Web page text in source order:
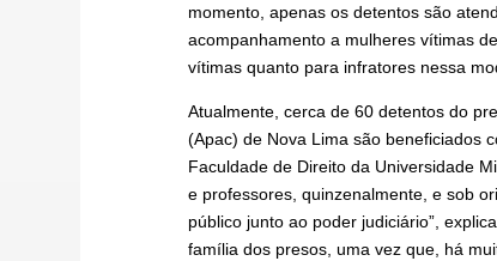
momento, apenas os detentos são
acompanhamento a mulheres vítimas
vítimas quanto para infratores nessa
Atualmente, cerca de 60 detentos do
(Apac) de Nova Lima são beneficiados
Faculdade de Direito da Universidade
e professores, quinzenalmente, e sob
público junto ao poder judiciário”,
família dos presos, uma vez que, há